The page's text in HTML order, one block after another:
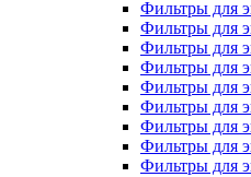
Фильтры для
Фильтры для
Фильтры для
Фильтры для
Фильтры для
Фильтры для
Фильтры для
Фильтры для
Фильтры для